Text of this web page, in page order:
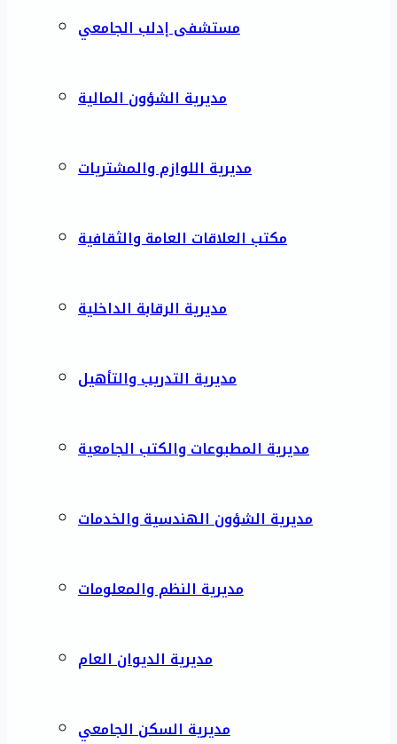
مستشفى إدلب الجامعي
مديرية الشؤون المالية
مديرية اللوازم والمشتريات
مكتب العلاقات العامة والثقافية
مديرية الرقابة الداخلية
مديرية التدريب والتأهيل
مديرية المطبوعات والكتب الجامعية
مديرية الشؤون الهندسية والخدمات
مديرية النظم والمعلومات
مديرية الديوان العام
مديرية السكن الجامعي